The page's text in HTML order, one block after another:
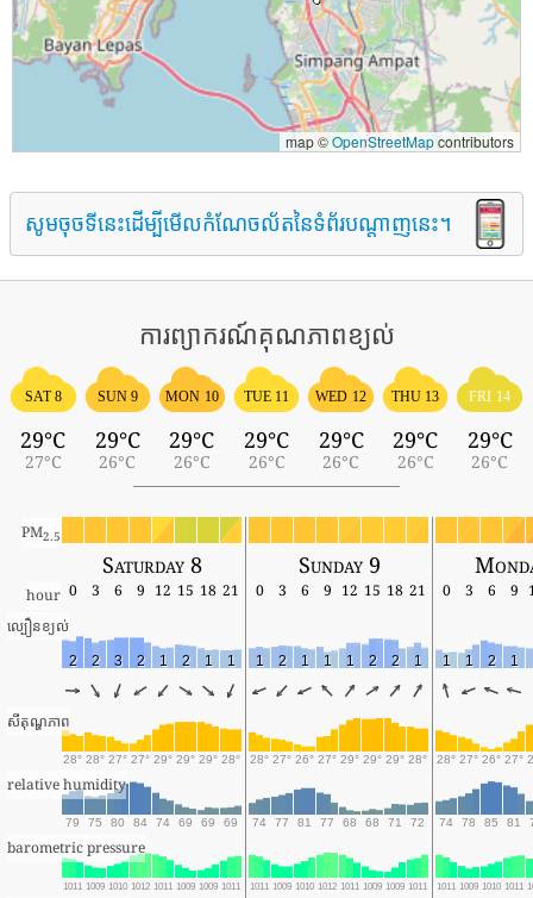
map ©OpenStreetMapcontributors
សូមចុចទីនេះដើម្បីមើលកំណែចល័តនៃទំព័របណ្តាញនេះ។
ការព្យាករណ៍គុណភាពខ្យល់
SAT 8
29°C
27°C
SUN 9
29°C
26°C
MON 10
29°C
26°C
TUE 11
29°C
26°C
WED 12
29°C
26°C
THU 13
29°C
26°C
FRI 14
29°C
26°C
PM2.5
Saturday 8 Sunday 9
hour 0 3 6 9 12 15 18 21 0 3 6 9 12 15 18 21 0 3 6 9
ល្បឿនខ្យល់
2 2 3 2 1 2 1 1 1 2 1 1 1 2 2 1 1 1 2 1
សីតុណ្ហភាព
28° 28° 27° 27° 29° 29° 29° 28° 28° 27° 26° 27° 29° 29° 29° 28° 28° 27° 26° 27°
relative humidity
79 75 80 84 74 69 69 69 74 77 81 77 68 68 71 72 74 78 85 81
barometric pressure
1011 1009 1010 1012 1011 1009 1009 1011 1011 1009 1010 1012 1011 1009 1009 1011 1011 1009 1010 1011